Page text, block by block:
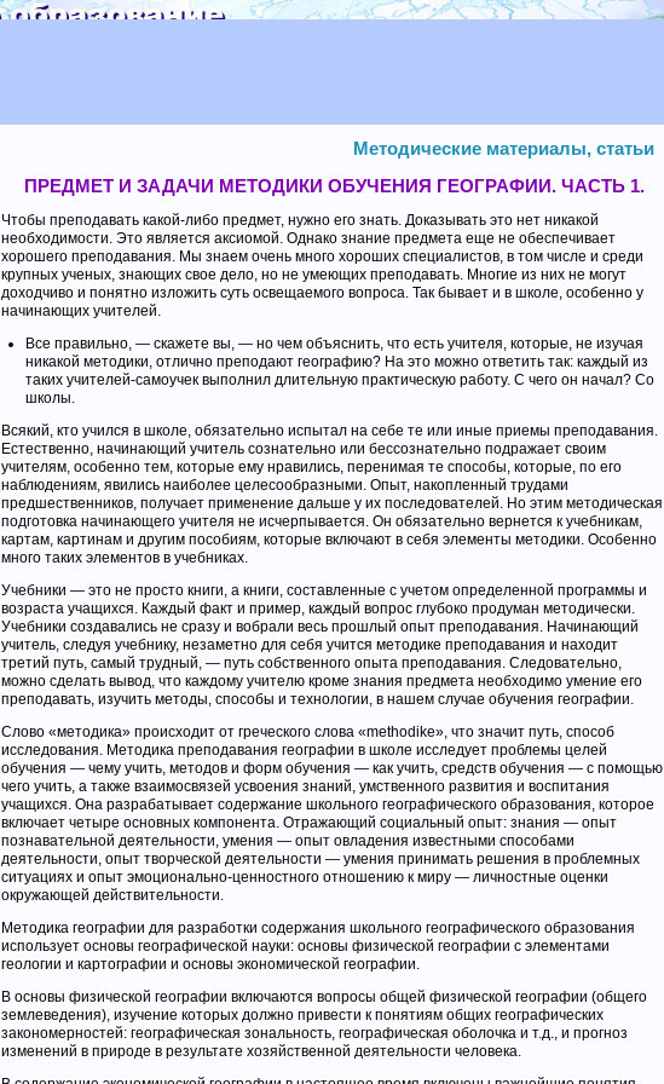
Методические материалы, статьи
ПРЕДМЕТ И ЗАДАЧИ МЕТОДИКИ ОБУЧЕНИЯ ГЕОГРАФИИ. ЧАСТЬ 1.
Чтобы преподавать какой-либо предмет, нужно его знать. Доказывать это нет никакой
необходимости. Это является аксиомой. Однако знание предмета еще не обеспечивает
хорошего преподавания. Мы знаем очень много хороших специалистов, в том числе и среди
крупных ученых, знающих свое дело, но не умеющих преподавать. Многие из них не могут
доходчиво и понятно изложить суть освещаемого вопроса. Так бывает и в школе, особенно у
начинающих учителей.
Все правильно, — скажете вы, — но чем объяснить, что есть учителя, которые, не изучая
никакой методики, отлично преподают географию? На это можно ответить так: каждый из
таких учителей-самоучек выполнил длительную практическую работу. С чего он начал? Со
школы.
Всякий, кто учился в школе, обязательно испытал на себе те или иные приемы преподавания.
Естественно, начинающий учитель сознательно или бессознательно подражает своим
учителям, особенно тем, которые ему нравились, перенимая те способы, которые, по его
наблюдениям, явились наиболее целесообразными. Опыт, накопленный трудами
предшественников, получает применение дальше у их последователей. Но этим методическая
подготовка начинающего учителя не исчерпывается. Он обязательно вернется к учебникам,
картам, картинам и другим пособиям, которые включают в себя элементы методики. Особенно
много таких элементов в учебниках.
Учебники — это не просто книги, а книги, составленные с учетом определенной программы и
возраста учащихся. Каждый факт и пример, каждый вопрос глубоко продуман методически.
Учебники создавались не сразу и вобрали весь прошлый опыт преподавания. Начинающий
учитель, следуя учебнику, незаметно для себя учится методике преподавания и находит
третий путь, самый трудный, — путь собственного опыта преподавания. Следовательно,
можно сделать вывод, что каждому учителю кроме знания предмета необходимо умение его
преподавать, изучить методы, способы и технологии, в нашем случае обучения географии.
Слово «методика» происходит от греческого слова «methodike», что значит путь, способ
исследования. Методика преподавания географии в школе исследует проблемы целей
обучения — чему учить, методов и форм обучения — как учить, средств обучения — с помощью
чего учить, а также взаимосвязей усвоения знаний, умственного развития и воспитания
учащихся. Она разрабатывает содержание школьного географического образования, которое
включает четыре основных компонента. Отражающий социальный опыт: знания — опыт
познавательной деятельности, умения — опыт овладения известными способами
деятельности, опыт творческой деятельности — умения принимать решения в проблемных
ситуациях и опыт эмоционально-ценностного отношению к миру — личностные оценки
окружающей действительности.
Методика географии для разработки содержания школьного географического образования
использует основы географической науки: основы физической географии с элементами
геологии и картографии и основы экономической географии.
В основы физической географии включаются вопросы общей физической географии (общего
землеведения), изучение которых должно привести к понятиям общих географических
закономерностей: географическая зональность, географическая оболочка и т.д., и прогноз
изменений в природе в результате хозяйственной деятельности человека.